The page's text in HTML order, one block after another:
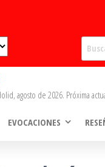
agosto de 2026. Próxima
EVOCACIONES